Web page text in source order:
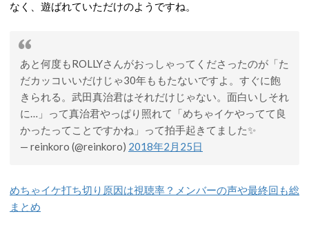
なく、遊ばれていただけのようですね。
あと何度もROLLYさんがおっしゃってくださったのが「た
だカッコいいだけじゃ30年ももたないですよ。すぐに飽
きられる。武田真治君はそれだけじゃない。面白いしそれ
に…」って真治君やっぱり照れて「めちゃイケやってて良
かったってことですかね」って拍手起きてました✨
— reinkoro (@reinkoro) 2018年2月25日
めちゃイケ打ち切り原因は視聴率？メンバーの声や最終回も総
まとめ